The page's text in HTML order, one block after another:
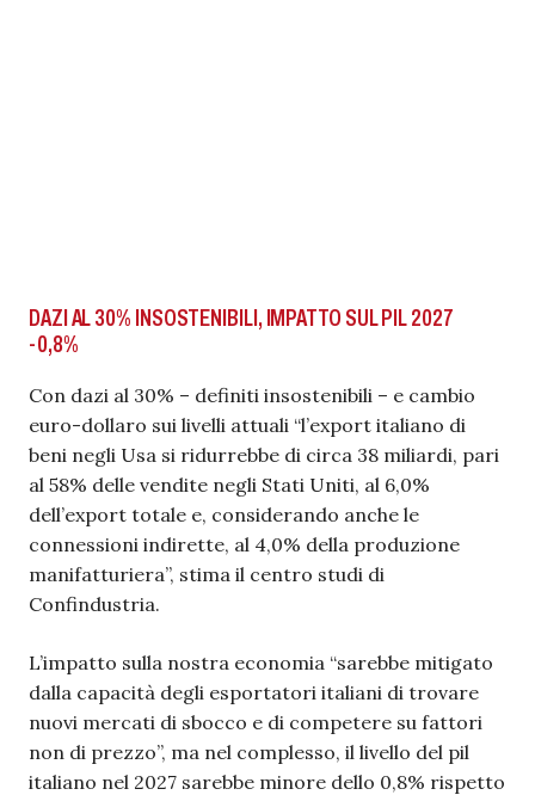
DAZI AL 30% INSOSTENIBILI, IMPATTO SUL PIL 2027
-0,8%
Con dazi al 30% – definiti insostenibili – e cambio
euro-dollaro sui livelli attuali “l’export italiano di
beni negli Usa si ridurrebbe di circa 38 miliardi, pari
al 58% delle vendite negli Stati Uniti, al 6,0%
dell’export totale e, considerando anche le
connessioni indirette, al 4,0% della produzione
manifatturiera”, stima il centro studi di
Confindustria.
L’impatto sulla nostra economia “sarebbe mitigato
dalla capacità degli esportatori italiani di trovare
nuovi mercati di sbocco e di competere su fattori
non di prezzo”, ma nel complesso, il livello del pil
italiano nel 2027 sarebbe minore dello 0,8% rispetto